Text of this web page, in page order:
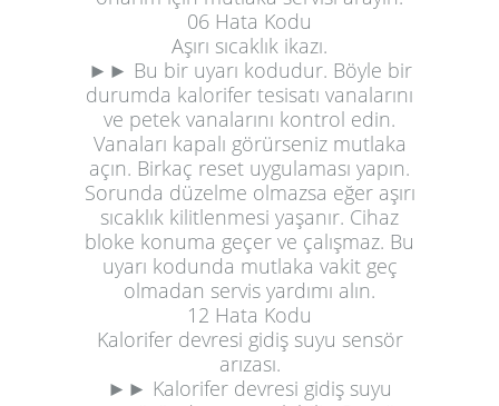
06 Hata Kodu
Aşırı sıcaklık ikazı.
►► Bu bir uyarı kodudur. Böyle bir
durumda kalorifer tesisatı vanalarını
ve petek vanalarını kontrol edin.
Vanaları kapalı görürseniz mutlaka
açın. Birkaç reset uygulaması yapın.
Sorunda düzelme olmazsa eğer aşırı
sıcaklık kilitlenmesi yaşanır. Cihaz
bloke konuma geçer ve çalışmaz. Bu
uyarı kodunda mutlaka vakit geç
olmadan servis yardımı alın.
12 Hata Kodu
Kalorifer devresi gidiş suyu sensör
arızası.
►► Kalorifer devresi gidiş suyu